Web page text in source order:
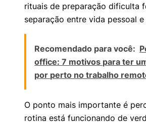
rituais de preparação dificulta
separação entre vida pessoal
Recomendado para você:
office: 7 motivos para ter
por perto no trabalho
O ponto mais importante é
rotina está funcionando de